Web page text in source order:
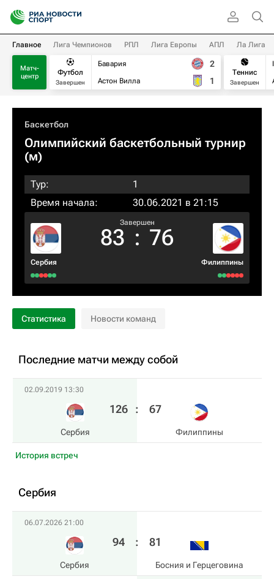
Главное Лига Чемпионов РПЛ Лига Европы АПЛ Ла Лига
Матч-
центр
Футбол
Завершен
Бавария
Астон Вилла
2
1
Теннис
Завершен
Баскетбол
Олимпийский баскетбольный турнир
(м)
Тур:
1
Время начала:
30.06.2021 в 21:15
Сербия
Завершен
83 : 76
Филиппины
Статистика Новости команд
Последние матчи между собой
02.09.2019 13:30
Сербия
126 : 67
Филиппины
История встреч
Сербия
06.07.2026 21:00
Сербия
94 : 81
Босния и Герцеговина